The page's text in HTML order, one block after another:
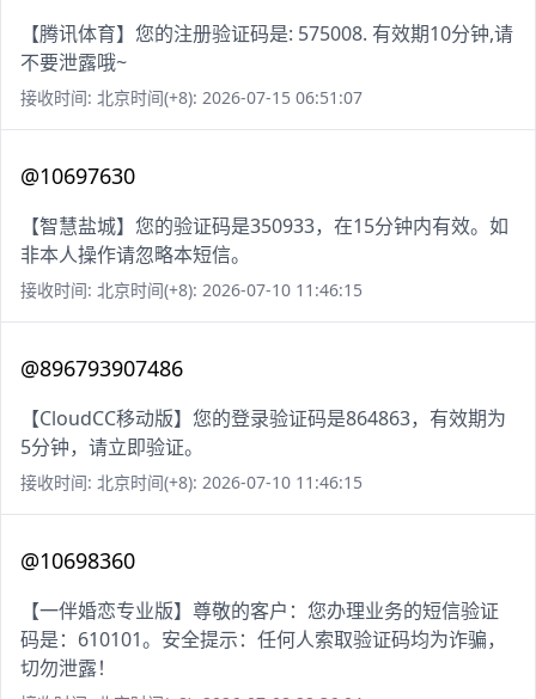
【腾讯体育】您的注册验证码是: 575008. 有效期10分钟,请
不要泄露哦~
接收时间: 北京时间(+8): 2026-07-15 06:51:07
@10697630
【智慧盐城】您的验证码是350933，在15分钟内有效。如
非本人操作请忽略本短信。
接收时间: 北京时间(+8): 2026-07-10 11:46:15
@896793907486
【CloudCC移动版】您的登录验证码是864863，有效期为
5分钟，请立即验证。
接收时间: 北京时间(+8): 2026-07-10 11:46:15
@10698360
【一伴婚恋专业版】尊敬的客户：您办理业务的短信验证
码是：610101。安全提示：任何人索取验证码均为诈骗，
切勿泄露！